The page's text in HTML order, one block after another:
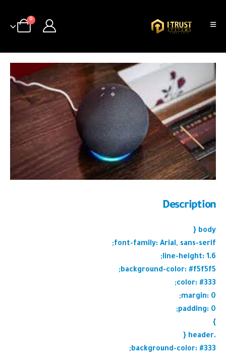
0
Description
body {
font-family: Arial, sans-serif;
line-height: 1.6;
background-color: #f5f5f5;
color: #333;
margin: 0;
padding: 0;
}
.header {
background-color: #333;